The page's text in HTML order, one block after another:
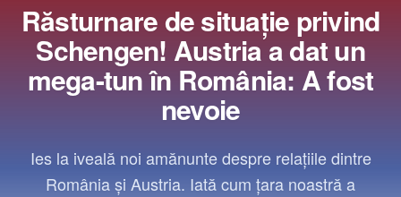
Răsturnare de situație privind
Schengen! Austria a dat un
mega-tun în România: A fost
nevoie
Ies la iveală noi amănunte despre relațiile dintre
România și Austria. Iată cum țara noastră a